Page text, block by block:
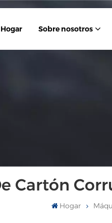
Hogar Sobre nosotros
Cartón
Hogar